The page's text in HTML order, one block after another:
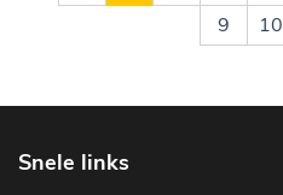
9
10
Snele links